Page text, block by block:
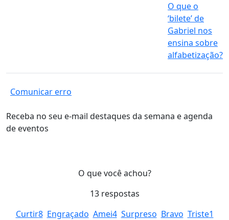
O que o
‘bilete’ de
Gabriel nos
ensina sobre
alfabetização?
Comunicar erro
Receba no seu e-mail destaques da semana e agenda
de eventos
O que você achou?
13respostas
Curtir8 Engraçado Amei4 Surpreso Bravo Triste1